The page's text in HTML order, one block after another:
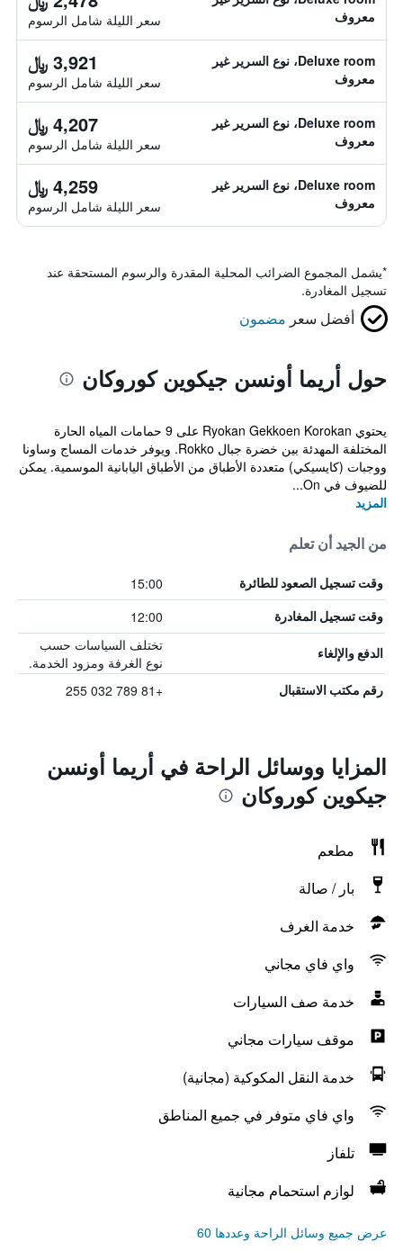
معروف
سعر الليلة شامل الرسوم
Deluxe room، نوع السرير غير
معروف
3,921 ﷼
سعر الليلة شامل الرسوم
Deluxe room، نوع السرير غير
معروف
4,207 ﷼
سعر الليلة شامل الرسوم
Deluxe room، نوع السرير غير
معروف
4,259 ﷼
سعر الليلة شامل الرسوم
*يشمل المجموع الضرائب المحلية المقدرة والرسوم المستحقة عند
تسجيل المغادرة.
أفضل سعر مضمون
حول أريما أونسن جيكوين كوروكان
يحتوي Ryokan Gekkoen Korokan على 9 حمامات المياه الحارة
المختلفة المهدئة بين خضرة جبال Rokko. ويوفر خدمات المساج وساونا
ووجبات (كايسيكي) متعددة الأطباق من الأطباق اليابانية الموسمية. يمكن
للضيوف في On...
المزيد
من الجيد أن تعلم
وقت تسجيل الصعود للطائرة 15:00
وقت تسجيل المغادرة 12:00
الدفع والإلغاء
تختلف السياسات حسب
نوع الغرفة ومزود الخدمة.
رقم مكتب الاستقبال +81 789 032 255
المزايا ووسائل الراحة في أريما أونسن
جيكوين كوروكان
مطعم
بار / صالة
خدمة الغرف
واي فاي مجاني
خدمة صف السيارات
موقف سيارات مجاني
خدمة النقل المكوكية (مجانية)
واي فاي متوفر في جميع المناطق
تلفاز
لوازم استحمام مجانية
عرض جميع وسائل الراحة وعددها 60